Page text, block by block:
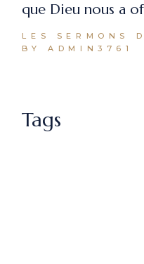
que Dieu nous a
LES SERMONS
BY ADMIN3761
Tags